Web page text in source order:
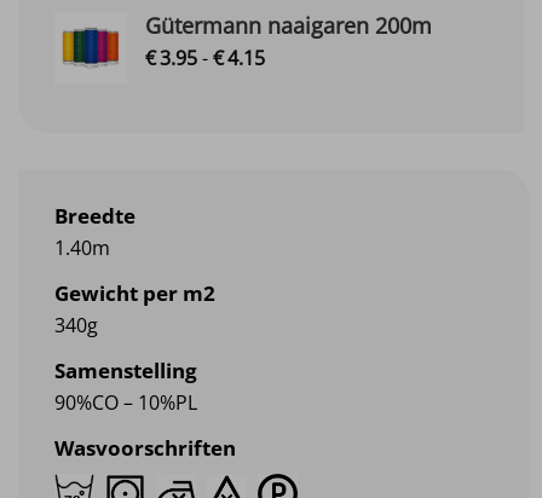
Breedte
1.40m
Gewicht per m2
340g
Samenstelling
90%CO – 10%PL
Wasvoorschriften
Gütermann naaigaren 200m
€3.95-€4.15Prijsklasse: